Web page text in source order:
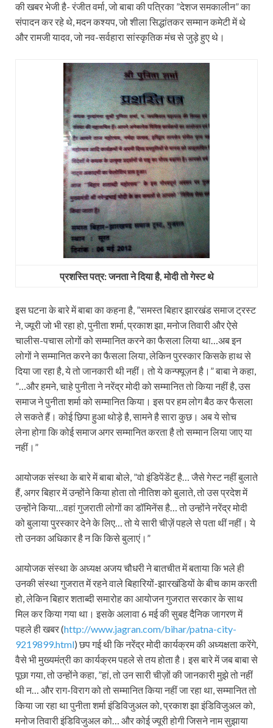
की खबर भेजी है- रंजीत वर्मा, जो बाबा की पत्रिका ”देशज समकालीन” का
संपादन कर रहे थे, मदन कश्‍यप, जो शीला सिद्धांतकर सम्‍मान कमेटी में थे
और रामजी यादव, जो नव-सर्वहारा सांस्‍कृतिक मंच से जुड़े हुए थे।
प्रशस्ति पत्र: जनता ने दिया है, मोदी तो गेस्‍ट थे
इस घटना के बारे में बाबा का कहना है, ”समस्‍त बिहार झारखंड समाज ट्रस्‍ट
ने, ज्‍यूरी जो भी रहा हो, पुनीता शर्मा, प्रकाश झा, मनोज तिवारी और ऐसे
चालीस-पचास लोगों को सम्‍मानित करने का फैसला लिया था…अब इन
लोगों ने सम्‍मानित करने का फैसला लिया, लेकिन पुरस्‍कार किसके हाथ से
दिया जा रहा है, ये तो जानकारी थी नहीं। तो ये कन्‍फ्यूज़न है।” बाबा ने कहा,
”…और हमने, चाहे पुनीता ने नरेंद्र मोदी को सम्‍मानित तो किया नहीं है, उस
समाज ने पुनीता शर्मा को सम्‍मानित किया। इस पर हम लोग बैठ कर फैसला
ले सकते हैं। कोई छिपा हुआ थोड़े है, सामने है सारा कुछ। अब ये सोच
लेना होगा कि कोई समाज अगर सम्‍मानित करता है तो सम्‍मान लिया जाए या
नहीं।”
आयोजक संस्‍था के बारे में बाबा बोले, ”वो इंडिपेंडेंट है… जैसे गेस्‍ट नहीं बुलाते
हैं, अगर बिहार में उन्‍होंने किया होता तो नीतिश को बुलाते, तो उस प्रदेश में
उन्‍होंने किया…वहां गुजराती लोगों का डॉमिनेंस है… तो उन्‍होंने नरेंद्र मोदी
को बुलाया पुरस्‍कार देने के लिए… तो ये सारी चीज़ें पहले से पता थीं नहीं। ये
तो उनका अधिकार है न कि किसे बुलाएं।”
आयोजक संस्‍था के अध्‍यक्ष अजय चौधरी ने बातचीत में बताया कि भले ही
उनकी संस्‍था गुजरात में रहने वाले बिहारियों-झारखंडियों के बीच काम करती
हो, लेकिन बिहार शताब्‍दी समारोह का आयोजन गुजरात सरकार के साथ
मिल कर किया गया था। इसके अलावा 6 मई की सुबह दैनिक जागरण में
पहले ही खबर (http://www.jagran.com/bihar/patna-city-
9219899.html) छप गई थी कि नरेंद्र मोदी कार्यक्रम की अध्‍यक्षता करेंगे,
वैसे भी मुख्‍यमंत्री का कार्यक्रम पहले से तय होता है। इस बारे में जब बाबा से
पूछा गया, तो उन्‍होंने कहा, ”हां, तो उन सारी चीज़ों की जानकारी मुझे तो नहीं
थी न… और राग-विराग को तो सम्‍मानित किया नहीं जा रहा था, सम्‍मानित तो
किया जा रहा था पुनीता शर्मा इंडिविजुअल को, प्रकाश झा इंडिविजुअल को,
मनोज तिवारी इंडिविजुअल को… और कोई ज्‍यूरी होगी जिसने नाम सुझाया